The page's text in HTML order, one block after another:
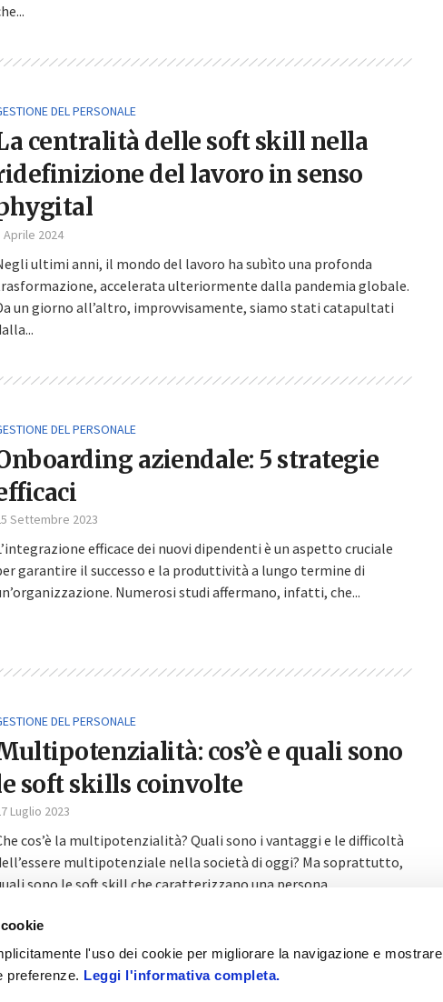
l'uso dei cookie per migliorare la navigazione e mostrare
preferenze. Leggi l'informativa completa.
DEL PERSONALE
centralità delle soft skill nella
del lavoro in senso
Aprile 2024
ultimi anni, il mondo del lavoro ha subìto una profonda
accelerata ulteriormente dalla pandemia globale.
un giorno all’altro, improvvisamente, siamo stati catapultati
DEL PERSONALE
aziendale: 5 strategie
Settembre 2023
efficace dei nuovi dipendenti è un aspetto cruciale
garantire il successo e la produttività a lungo termine di
Numerosi studi affermano, infatti, che...
DEL PERSONALE
cos’è e quali sono
soft skills coinvolte
Luglio 2023
cos’è la multipotenzialità? Quali sono i vantaggi e le difficoltà
multipotenziale nella società di oggi? Ma soprattutto,
sono le soft skill che caratterizzano una persona...